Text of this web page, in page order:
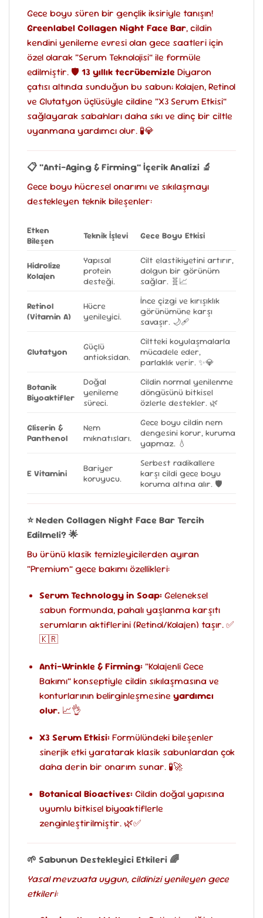
Gece boyu süren bir gençlik iksiriyle tanışın!
Greenlabel Collagen Night Face Bar, cildin
kendini yenileme evresi olan gece saatleri için
özel olarak “Serum Teknolojisi” ile formüle
edilmiştir. 🛡️ 13 yıllık tecrübemizle Diyaron
çatısı altında sunduğun bu sabun; Kolajen, Retinol
ve Glutatyon üçlüsüyle cildine “X3 Serum Etkisi”
sağlayarak sabahları daha sıkı ve dinç bir ciltle
uyanmana yardımcı olur. 🧪💎
📋 “Anti-Aging & Firming” İçerik Analizi 🔬
Gece boyu hücresel onarımı ve sıkılaşmayı
destekleyen teknik bileşenler:
Etken
Bileşen
Teknik İşlevi Gece Boyu Etkisi
Hidrolize
Kolajen
Yapısal
protein
desteği.
Cilt elastikiyetini artırır,
dolgun bir görünüm
sağlar. 🧬📈
Retinol
(Vitamin A)
Hücre
yenileyici.
İnce çizgi ve kırışıklık
görünümüne karşı
savaşır. 🌙🩹
Glutatyon
Güçlü
antioksidan.
Ciltteki koyulaşmalarla
mücadele eder,
parlaklık verir. ✨💎
Botanik
Biyoaktifler
Doğal
yenileme
süreci.
Cildin normal yenilenme
döngüsünü bitkisel
özlerle destekler. 🌿
Gliserin &
Panthenol
Nem
mıknatısları.
Gece boyu cildin nem
dengesini korur, kuruma
yapmaz. 💧
E Vitamini
Bariyer
koruyucu.
Serbest radikallere
karşı cildi gece boyu
koruma altına alır. 🛡️
⭐ Neden Collagen Night Face Bar Tercih
Edilmeli? 🌟
Bu ürünü klasik temizleyicilerden ayıran
“Premium” gece bakımı özellikleri:
Serum Technology in Soap:Geleneksel
sabun formunda, pahalı yaşlanma karşıtı
serumların aktiflerini (Retinol/Kolajen) taşır. ✅
🇰🇷
Anti-Wrinkle & Firming:“Kolajenli Gece
Bakımı” konseptiyle cildin sıkılaşmasına ve
konturlarının belirginleşmesine yardımcı
olur.📈👌
X3 Serum Etkisi:Formülündeki bileşenler
sinerjik etki yaratarak klasik sabunlardan çok
daha derin bir onarım sunar. 🧪🚀
Botanical Bioactives:Cildin doğal yapısına
uyumlu bitkisel biyoaktiflerle
zenginleştirilmiştir. 🌿✅
🌱 Sabunun Destekleyici Etkileri 🌈
Yasal mevzuata uygun, cildinizi yenileyen gece
etkileri: